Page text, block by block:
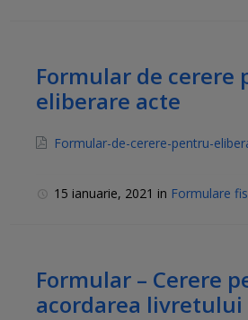
Formular de cerere
eliberare acte
Formular-de-cerere-pentru-
15 ianuarie, 2021 in Formulare
Formular – Cerere
acordarea